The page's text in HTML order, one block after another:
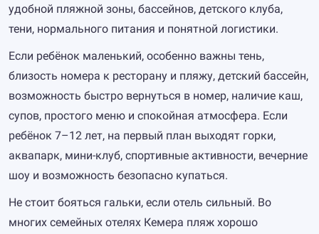
удобной пляжной зоны, бассейнов, детского клуба,
тени, нормального питания и понятной логистики.
Если ребёнок маленький, особенно важны тень,
близость номера к ресторану и пляжу, детский бассейн,
возможность быстро вернуться в номер, наличие каш,
супов, простого меню и спокойная атмосфера. Если
ребёнок 7–12 лет, на первый план выходят горки,
аквапарк, мини-клуб, спортивные активности, вечерние
шоу и возможность безопасно купаться.
Не стоит бояться гальки, если отель сильный. Во
многих семейных отелях Кемера пляж хорошо